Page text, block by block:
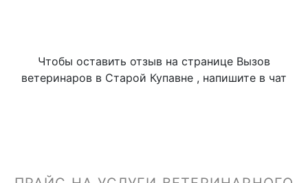
Чтобы оставить отзыв на странице Вызов
ветеринаров в Старой Купавне , напишите в чат